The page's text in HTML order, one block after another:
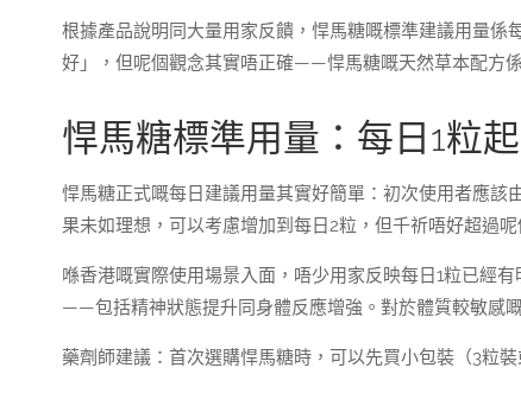
根據產品說明同大量用家反饋，悍馬糖嘅標準建議用量係
好」，但呢個觀念其實唔正確——悍馬糖嘅天然草本配方
悍馬糖標準用量：每日1粒
悍馬糖正式嘅每日建議用量其實好簡單：初次使用者應
果未如理想，可以考慮增加到每日2粒，但千祈唔好超過呢
喺香港嘅實際使用場景入面，唔少用家反映每日1粒已經
——包括精神狀態提升同身體反應增強。對於體質較敏感
藥劑師建議：首次選購悍馬糖時，可以先買小包裝（3粒